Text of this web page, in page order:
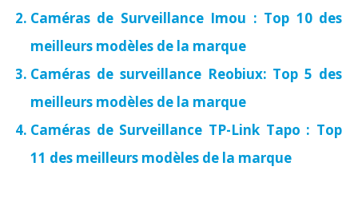
Caméras de Surveillance Imou : Top 10 des
meilleurs modèles de la marque
Caméras de surveillance Reobiux: Top 5 des
meilleurs modèles de la marque
Caméras de Surveillance TP-Link Tapo : Top
11 des meilleurs modèles de la marque